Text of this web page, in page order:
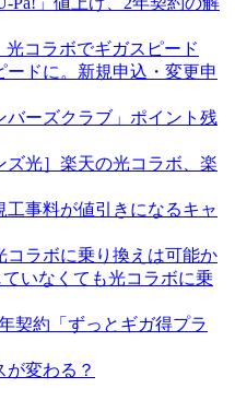
コラボでギガスピード
ドに。新規申込・変更申
ーズクラブ」ポイント残
ズ光］楽天の光コラボ、楽
工事料が値引きになるキャ
ラボに乗り換えは可能か
いなくても光コラボに乗
契約「ずっとギガ得プラ
変わる？